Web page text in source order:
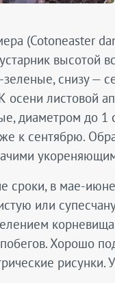
(Cotoneaster
высотой
снизу —
осени листовой
диаметром до 1
к сентябрю.
сроки, в мае-
или
Хорошо
рисунки.